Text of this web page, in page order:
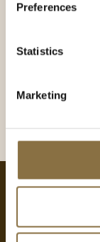
Preferences
Statistics
Marketing
Møterom
kaffekopp
og